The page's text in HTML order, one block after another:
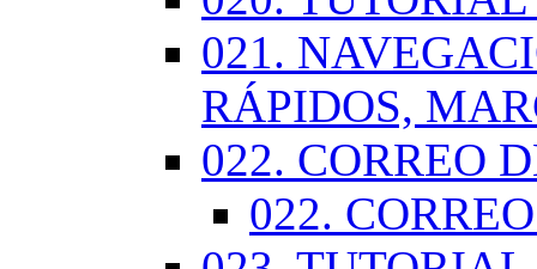
021.
RÁPIDOS,
022. CORREO
022.